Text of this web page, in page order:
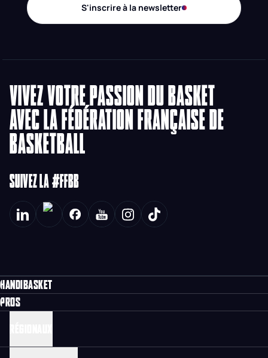
S'inscrire à la newsletter
VIVEZ VOTRE PASSION DU BASKET
AVEC LA FÉDÉRATION FRANÇAISE DE
BASKETBALL
SUIVEZ LA #FFBB
HANDIBASKET
PROS